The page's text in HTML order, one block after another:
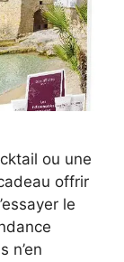
ou une
offrir
le
n’en